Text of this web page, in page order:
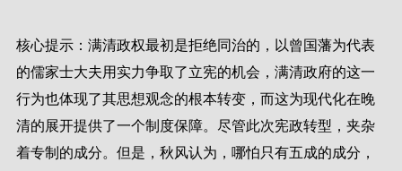
核心提示：满清政权最初是拒绝同治的，以曾国藩为代表
的儒家士大夫用实力争取了立宪的机会，满清政府的这一
行为也体现了其思想观念的根本转变，而这为现代化在晚
清的展开提供了一个制度保障。尽管此次宪政转型，夹杂
着专制的成分。但是，秋风认为，哪怕只有五成的成分，